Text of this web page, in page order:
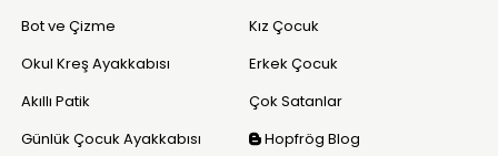
Bot ve Çizme
Okul Kreş Ayakkabısı
Akıllı Patik
Günlük Çocuk Ayakkabısı
Kız Çocuk
Erkek Çocuk
Çok Satanlar
Hopfrög Blog